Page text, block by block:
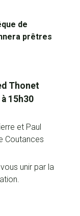
de
prêtres
Thonet
15h30
et Paul
Coutances
unir par la